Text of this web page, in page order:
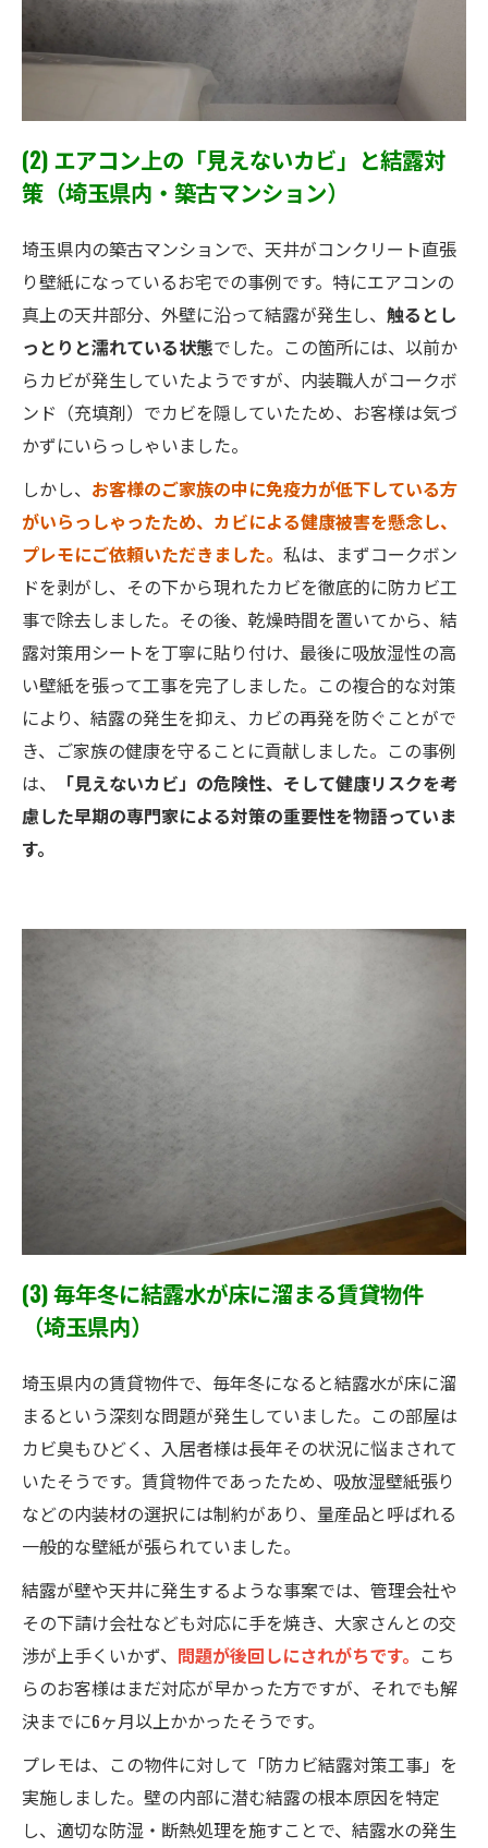
(2) エアコン上の「見えないカビ」と結露対
策（埼玉県内・築古マンション）
埼玉県内の築古マンションで、天井がコンクリート直張
り壁紙になっているお宅での事例です。特にエアコンの
真上の天井部分、外壁に沿って結露が発生し、 触るとし
っとりと濡れている状態でした。この箇所には、以前か
らカビが発生していたようですが、内装職人がコークボ
ンド（充填剤）でカビを隠していたため、お客様は気づ
かずにいらっしゃいました。
しかし、 お客様のご家族の中に免疫力が低下している方
がいらっしゃったため、カビによる健康被害を懸念し、
プレモにご依頼いただきました。 私は、まずコークボン
ドを剥がし、その下から現れたカビを徹底的に防カビ工
事で除去しました。その後、乾燥時間を置いてから、結
露対策用シートを丁寧に貼り付け、最後に吸放湿性の高
い壁紙を張って工事を完了しました。この複合的な対策
により、結露の発生を抑え、カビの再発を防ぐことがで
き、ご家族の健康を守ることに貢献しました。この事例
は、
「見えないカビ」の危険性、そして健康リスクを考
慮した早期の専門家による対策の重要性を物語っていま
す。
(3) 毎年冬に結露水が床に溜まる賃貸物件
（埼玉県内）
埼玉県内の賃貸物件で、毎年冬になると結露水が床に溜
まるという深刻な問題が発生していました。この部屋は
カビ臭もひどく、入居者様は長年その状況に悩まされて
いたそうです。賃貸物件であったため、吸放湿壁紙張り
などの内装材の選択には制約があり、量産品と呼ばれる
一般的な壁紙が張られていました。
結露が壁や天井に発生するような事案では、管理会社や
その下請け会社なども対応に手を焼き、大家さんとの交
渉が上手くいかず、 問題が後回しにされがちです。 こち
らのお客様はまだ対応が早かった方ですが、それでも解
決までに6ヶ月以上かかったそうです。
プレモは、この物件に対して「防カビ結露対策工事」を
実施しました。壁の内部に潜む結露の根本原因を特定
し、適切な防湿・断熱処理を施すことで、結露水の発生